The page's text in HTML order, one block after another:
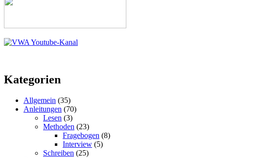
Kategorien
Allgemein (35)
Anleitungen (70)
Lesen (3)
Methoden (23)
Fragebogen (8)
Interview (5)
Schreiben (25)